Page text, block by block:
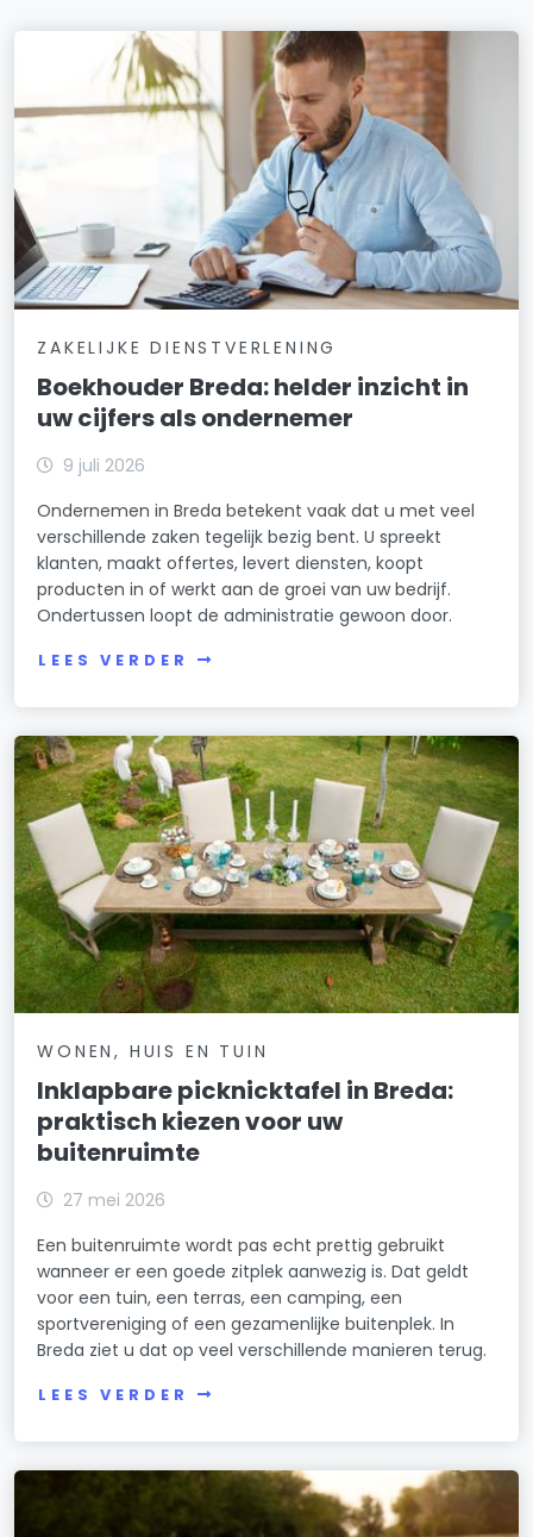
ZAKELIJKE DIENSTVERLENING
Boekhouder Breda: helder inzicht in
uw cijfers als ondernemer
9 juli 2026
Ondernemen in Breda betekent vaak dat u met veel
verschillende zaken tegelijk bezig bent. U spreekt
klanten, maakt offertes, levert diensten, koopt
producten in of werkt aan de groei van uw bedrijf.
Ondertussen loopt de administratie gewoon door.
LEES VERDER
WONEN, HUIS EN TUIN
Inklapbare picknicktafel in Breda:
praktisch kiezen voor uw
buitenruimte
27 mei 2026
Een buitenruimte wordt pas echt prettig gebruikt
wanneer er een goede zitplek aanwezig is. Dat geldt
voor een tuin, een terras, een camping, een
sportvereniging of een gezamenlijke buitenplek. In
Breda ziet u dat op veel verschillende manieren terug.
LEES VERDER